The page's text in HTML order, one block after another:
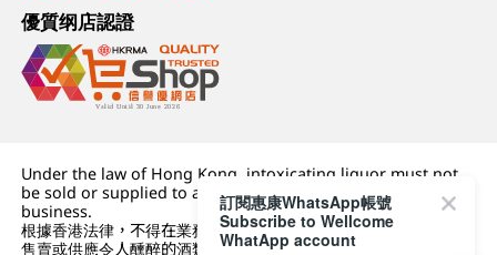
優質纲店認證
Under the law of Hong Kong, intoxicating liquor must not
be sold or supplied to a minor (under 18) in the course of
business.
根據香港法律，不得在業務過程中，向未成年人 (18 歲以下人士)
售賣或供應令人醺醉的酒類。
訂閱惠康WhatsApp帳號
Subscribe to Wellcome
WhatApp account